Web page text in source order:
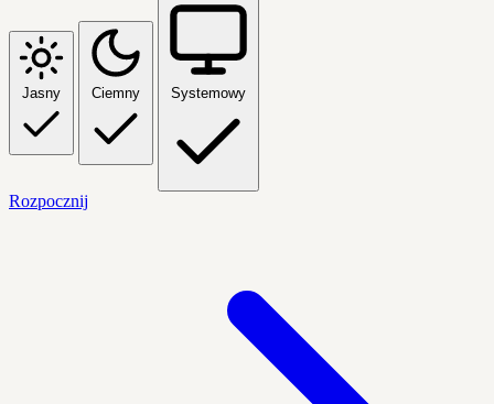
Jasny Ciemny Systemowy
Rozpocznij